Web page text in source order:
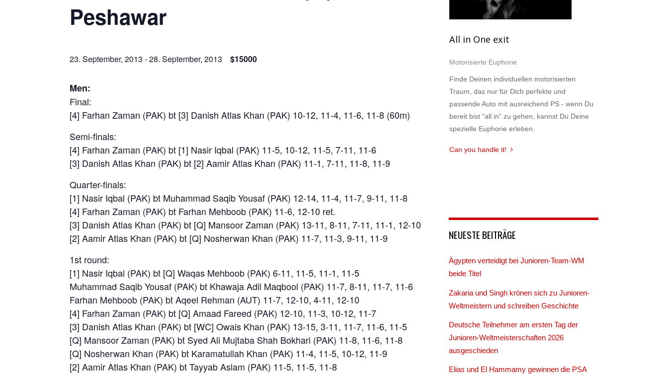
Peshawar
23. September, 2013 -28. September, 2013 $15000
Men:
Final:
[4] Farhan Zaman (PAK) bt [3] Danish Atlas Khan (PAK) 10-12, 11-4, 11-6, 11-8 (60m)
Semi-finals:
[4] Farhan Zaman (PAK) bt [1] Nasir Iqbal (PAK) 11-5, 10-12, 11-5, 7-11, 11-6
[3] Danish Atlas Khan (PAK) bt [2] Aamir Atlas Khan (PAK) 11-1, 7-11, 11-8, 11-9
Quarter-finals:
[1] Nasir Iqbal (PAK) bt Muhammad Saqib Yousaf (PAK) 12-14, 11-4, 11-7, 9-11, 11-8
[4] Farhan Zaman (PAK) bt Farhan Mehboob (PAK) 11-6, 12-10 ret.
[3] Danish Atlas Khan (PAK) bt [Q] Mansoor Zaman (PAK) 13-11, 8-11, 7-11, 11-1, 12-10
[2] Aamir Atlas Khan (PAK) bt [Q] Nosherwan Khan (PAK) 11-7, 11-3, 9-11, 11-9
1st round:
[1] Nasir Iqbal (PAK) bt [Q] Waqas Mehboob (PAK) 6-11, 11-5, 11-1, 11-5
Muhammad Saqib Yousaf (PAK) bt Khawaja Adil Maqbool (PAK) 11-7, 8-11, 11-7, 11-6
Farhan Mehboob (PAK) bt Aqeel Rehman (AUT) 11-7, 12-10, 4-11, 12-10
[4] Farhan Zaman (PAK) bt [Q] Amaad Fareed (PAK) 12-10, 11-3, 10-12, 11-7
[3] Danish Atlas Khan (PAK) bt [WC] Owais Khan (PAK) 13-15, 3-11, 11-7, 11-6, 11-5
[Q] Mansoor Zaman (PAK) bt Syed Ali Mujtaba Shah Bokhari (PAK) 11-8, 11-6, 11-8
[Q] Nosherwan Khan (PAK) bt Karamatullah Khan (PAK) 11-4, 11-5, 10-12, 11-9
[2] Aamir Atlas Khan (PAK) bt Tayyab Aslam (PAK) 11-5, 11-5, 11-8
All in One exit
Motorisierte Euphorie
Finde Deinen individuellen motorisierten
Traum, das nur für Dich perfekte und
passende Auto mit ausreichend PS - wenn Du
bereit bist “all in” zu gehen, kannst Du Deine
spezielle Euphorie erleben.
Can you handle it!
NEUESTE BEITRÄGE
Ägypten verteidigt bei Junioren-Team-WM
beide Titel
Zakaria und Singh krönen sich zu Junioren-
Weltmeistern und schreiben Geschichte
Deutsche Teilnehmer am ersten Tag der
Junioren-Weltmeisterschaften 2026
ausgeschieden
Elias und El Hammamy gewinnen die PSA